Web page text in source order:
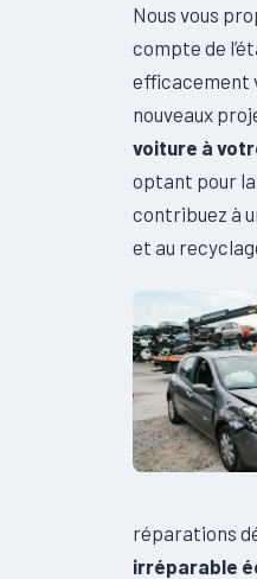
Nous vous
compte de
efficacement
nouveaux
voiture à
optant pour la
contribuez à
et au
réparations
irréparable